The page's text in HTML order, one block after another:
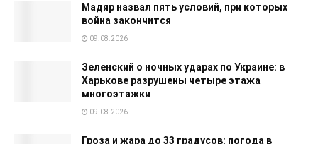
Мадяр назвал пять условий, при которых
война закончится
09.08.2026
Зеленский о ночных ударах по Украине: в
Харькове разрушены четыре этажа
многоэтажки
09.08.2026
Гроза и жара до 33 градусов: погода в